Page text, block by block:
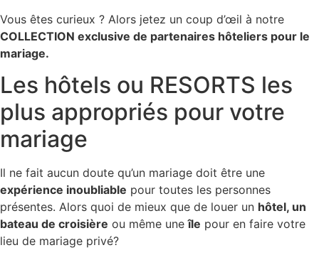
Vous êtes curieux ? Alors jetez un coup d’œil à notre
COLLECTION exclusive de partenaires hôteliers pour le
mariage.
Les hôtels ou RESORTS les
plus appropriés pour votre
mariage
Il ne fait aucun doute qu’un mariage doit être une
expérience inoubliable pour toutes les personnes
présentes. Alors quoi de mieux que de louer un hôtel, un
bateau de croisière ou même uneîle pour en faire votre
lieu de mariage privé?